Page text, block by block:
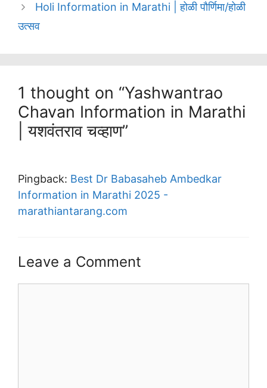
Holi Information in Marathi | होळी पौर्णिमा/होळी
उत्सव
1 thought on “Yashwantrao
Chavan Information in Marathi
| यशवंतराव चव्हाण”
Pingback: Best Dr Babasaheb Ambedkar
Information in Marathi 2025 -
marathiantarang.com
Leave a Comment